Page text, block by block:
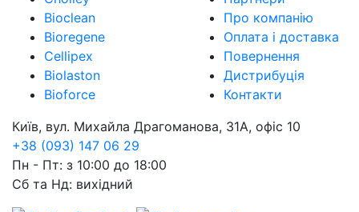
Bioclean
Bioregene
Cellipex
Biolaston
Bioforce
Про компанію
Оплата і доставка
Повернення
Дистрибуція
Контакти
Київ, вул. Михайла Драгоманова, 31А, офіс 10
+38 (093) 147 06 29
Пн - Пт: з 10:00 до 18:00
Сб та Нд: вихідний